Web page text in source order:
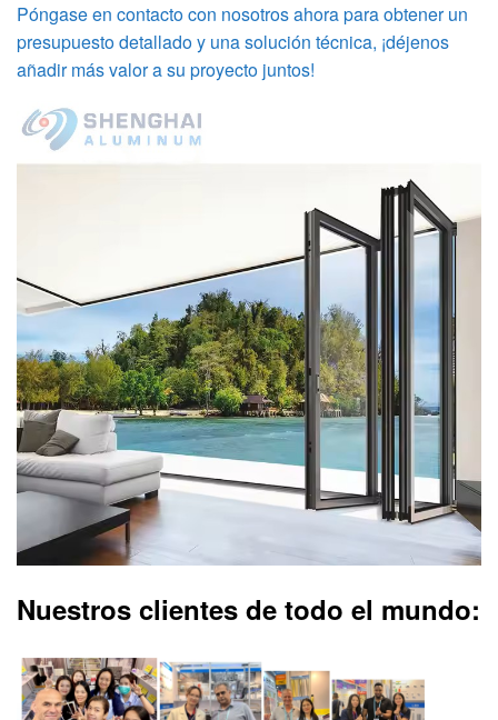
Póngase en contacto con nosotros ahora para obtener un
presupuesto detallado y una solución técnica, ¡déjenos
añadir más valor a su proyecto juntos!
Nuestros clientes de todo el mundo: